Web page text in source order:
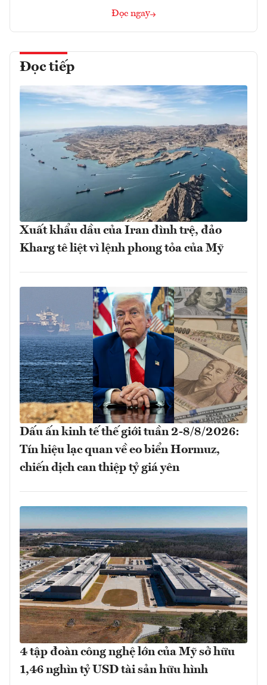
Đọc ngay
Đọc tiếp
Xuất khẩu dầu của Iran đình trệ, đảo
Kharg tê liệt vì lệnh phong tỏa của Mỹ
Dấu ấn kinh tế thế giới tuần 2-8/8/2026:
Tín hiệu lạc quan về eo biển Hormuz,
chiến dịch can thiệp tỷ giá yên
4 tập đoàn công nghệ lớn của Mỹ sở hữu
1,46 nghìn tỷ USD tài sản hữu hình